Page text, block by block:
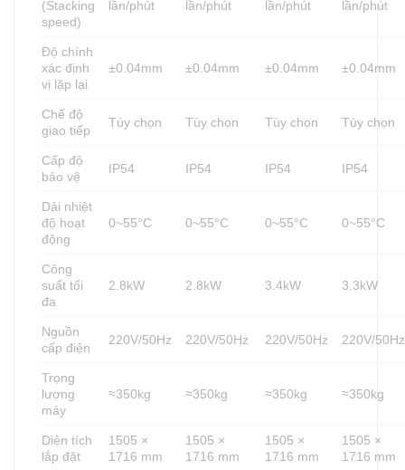
(Stacking
speed)
lần/phút
lần/phút
lần/phút
lần/phút
Độ chính
xác định
vị lặp lại
±0.04mm ±0.04mm ±0.04mm ±0.04mm
Chế độ
giao tiếp
Tùy chọn Tùy chọn Tùy chọn Tùy chọn
Cấp độ
bảo vệ
IP54 IP54 IP54 IP54
Dải nhiệt
độ hoạt
động
0~55°C 0~55°C 0~55°C 0~55°C
Công
suất tối
đa
2.8kW 2.8kW 3.4kW 3.3kW
Nguồn
cấp điện
220V/50Hz 220V/50Hz 220V/50Hz 220V/50Hz
Trọng
lượng
máy
≈350kg ≈350kg ≈350kg ≈350kg
Diện tích
lắp đặt
1505 ×
1716 mm
1505 ×
1716 mm
1505 ×
1716 mm
1505 ×
1716 mm